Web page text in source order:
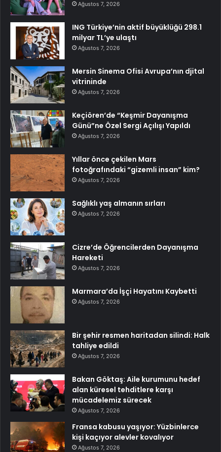
Ağustos 7, 2026
ING Türkiye’nin aktif büyüklüğü 298.1
milyar TL’ye ulaştı
Ağustos 7, 2026
Mersin Sinema Ofisi Avrupa’nın djital
vitrininde
Ağustos 7, 2026
Keçiören’de “Keşmir Dayanışma
Günü”ne Özel Sergi Açılışı Yapıldı
Ağustos 7, 2026
Yıllar önce çekilen Mars
fotoğrafındaki “gizemli insan” kim?
Ağustos 7, 2026
Sağlıklı yaş almanın sırları
Ağustos 7, 2026
Cizre’de Öğrencilerden Dayanışma
Hareketi
Ağustos 7, 2026
Marmara’da İşçi Hayatını Kaybetti
Ağustos 7, 2026
Bir şehir resmen haritadan silindi: Halk
tahliye edildi
Ağustos 7, 2026
Bakan Göktaş: Aile kurumunu hedef
alan küresel tehditlere karşı
mücadelemiz sürecek
Ağustos 7, 2026
Fransa kabusu yaşıyor: Yüzbinlerce
kişi kaçıyor alevler kovalıyor
Ağustos 7, 2026